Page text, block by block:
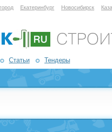
Екатеринбург Новосибирск
Статьи Тендеры